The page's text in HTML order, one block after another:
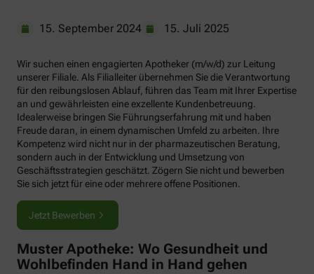
15. September 2024 15. Juli 2025
Wir suchen einen engagierten Apotheker (m/w/d) zur Leitung
unserer Filiale. Als Filialleiter übernehmen Sie die Verantwortung
für den reibungslosen Ablauf, führen das Team mit Ihrer Expertise
an und gewährleisten eine exzellente Kundenbetreuung.
Idealerweise bringen Sie Führungserfahrung mit und haben
Freude daran, in einem dynamischen Umfeld zu arbeiten. Ihre
Kompetenz wird nicht nur in der pharmazeutischen Beratung,
sondern auch in der Entwicklung und Umsetzung von
Geschäftsstrategien geschätzt. Zögern Sie nicht und bewerben
Sie sich jetzt für eine oder mehrere offene Positionen.
Jetzt Bewerben
Muster Apotheke: Wo Gesundheit und
Wohlbefinden Hand in Hand gehen